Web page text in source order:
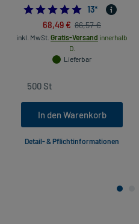
5.0
13*
68,49 € 86,57 €
inkl. MwSt. Gratis-Versand innerhalb
D.
Lieferbar
In den Warenkorb
Detail- & Pflichtinformationen